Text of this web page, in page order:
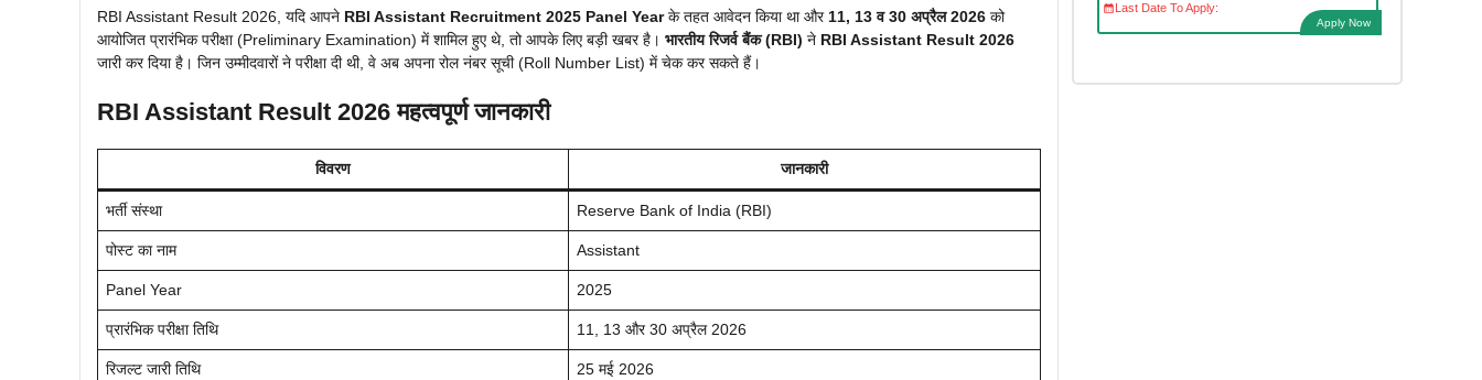
RBI Assistant Result 2026, यदि आपने RBI Assistant Recruitment 2025 Panel Yearके तहत आवेदन किया था और 11, 13 व 30 अप्रैल 2026 को
आयोजित प्रारंभिक परीक्षा (Preliminary Examination) में शामिल हुए थे, तो आपके लिए बड़ी खबर है। भारतीय रिजर्व बैंक (RBI) ने RBI Assistant Result 2026
जारी कर दिया है। जिन उम्मीदवारों ने परीक्षा दी थी, वे अब अपना रोल नंबर सूची (Roll Number List) में चेक कर सकते हैं।
RBI Assistant Result 2026 महत्वपूर्ण जानकारी
विवरण जानकारी
भर्ती संस्था Reserve Bank of India (RBI)
पोस्ट का नाम Assistant
Panel Year 2025
प्रारंभिक परीक्षा तिथि 11, 13 और 30 अप्रैल 2026
रिजल्ट जारी तिथि 25 मई 2026
Last Date To Apply:
Apply Now